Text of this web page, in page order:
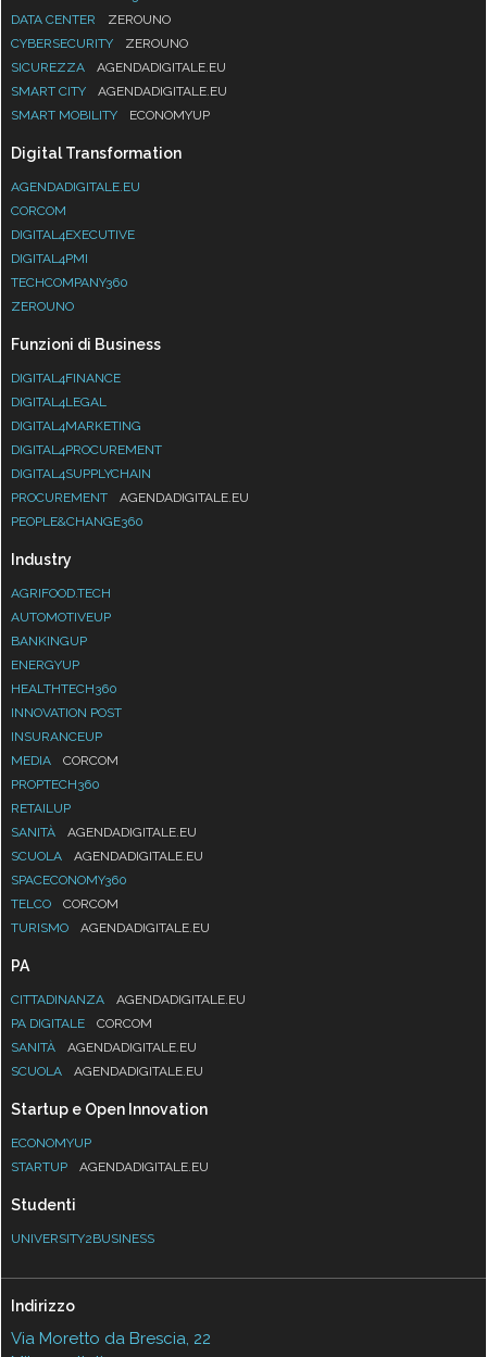
DATA CENTER
ZEROUNO
CYBERSECURITY
ZEROUNO
SICUREZZA
AGENDADIGITALE.EU
SMART CITY
AGENDADIGITALE.EU
SMART MOBILITY
ECONOMYUP
Digital Transformation
AGENDADIGITALE.EU
CORCOM
DIGITAL4EXECUTIVE
DIGITAL4PMI
TECHCOMPANY360
ZEROUNO
Funzioni di Business
DIGITAL4FINANCE
DIGITAL4LEGAL
DIGITAL4MARKETING
DIGITAL4PROCUREMENT
DIGITAL4SUPPLYCHAIN
PROCUREMENT
AGENDADIGITALE.EU
PEOPLE&CHANGE360
Industry
AGRIFOOD.TECH
AUTOMOTIVEUP
BANKINGUP
ENERGYUP
HEALTHTECH360
INNOVATION POST
INSURANCEUP
MEDIA
CORCOM
PROPTECH360
RETAILUP
SANITÀ
AGENDADIGITALE.EU
SCUOLA
AGENDADIGITALE.EU
SPACECONOMY360
TELCO
CORCOM
TURISMO
AGENDADIGITALE.EU
PA
CITTADINANZA
AGENDADIGITALE.EU
PA DIGITALE
CORCOM
SANITÀ
AGENDADIGITALE.EU
SCUOLA
AGENDADIGITALE.EU
Startup e Open Innovation
ECONOMYUP
STARTUP
AGENDADIGITALE.EU
Studenti
UNIVERSITY2BUSINESS
Indirizzo
Via Moretto da Brescia, 22